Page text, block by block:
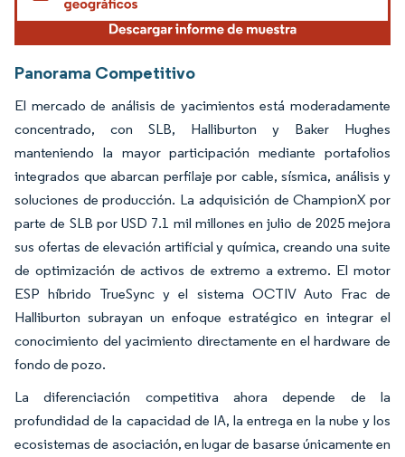
Panorama Competitivo
El mercado de análisis de yacimientos está moderadamente
concentrado, con SLB, Halliburton y Baker Hughes
manteniendo la mayor participación mediante portafolios
integrados que abarcan perfilaje por cable, sísmica, análisis y
soluciones de producción. La adquisición de ChampionX por
parte de SLB por USD 7.1 mil millones en julio de 2025 mejora
sus ofertas de elevación artificial y química, creando una suite
de optimización de activos de extremo a extremo. El motor
ESP híbrido TrueSync y el sistema OCTIV Auto Frac de
Halliburton subrayan un enfoque estratégico en integrar el
conocimiento del yacimiento directamente en el hardware de
fondo de pozo.
La diferenciación competitiva ahora depende de la
profundidad de la capacidad de IA, la entrega en la nube y los
ecosistemas de asociación, en lugar de basarse únicamente en